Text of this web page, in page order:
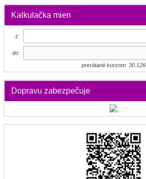
Kalkulačka mien
z:
do:
prerátané kurzom: 30.126
Dopravu zabezpečuje